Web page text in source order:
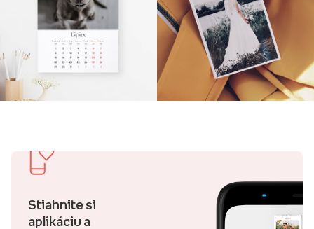
Stiahnite si
aplikáciu a